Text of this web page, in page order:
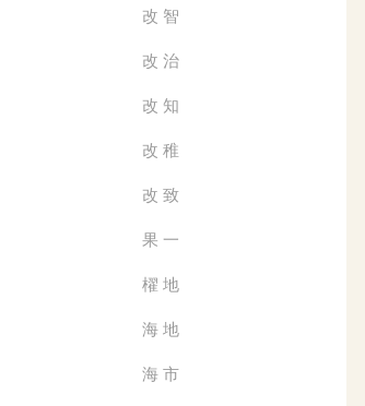
改 智
改 治
改 知
改 稚
改 致
果 一
櫂 地
海 地
海 市